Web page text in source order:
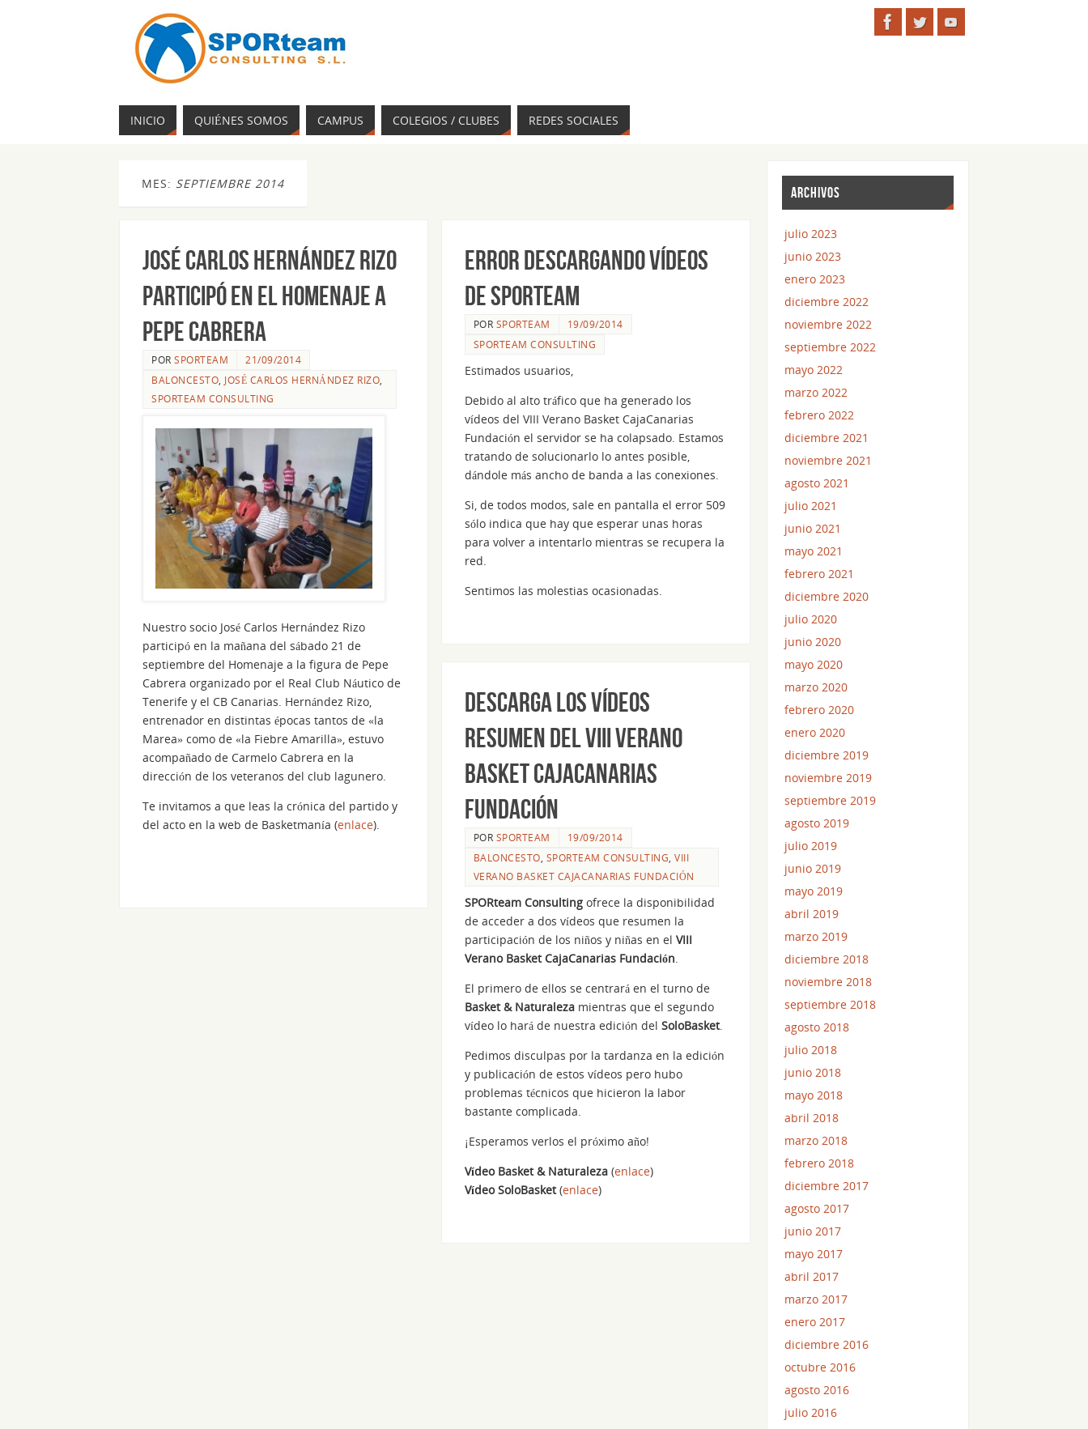
INICIO QUIÉNES SOMOS CAMPUS COLEGIOS / CLUBES REDES SOCIALES
MES: SEPTIEMBRE 2014
José Carlos Hernández Rizo
participó en el Homenaje a
Pepe Cabrera
POR SPORTEAM
21/09/2014
BALONCESTO JOSÉ CARLOS HERNÁNDEZ RIZO
SPORTEAM CONSULTING
Nuestro socio José Carlos Hernández Rizo
participó en la mañana del sábado 21 de
septiembre del Homenaje a la figura de Pepe
Cabrera organizado por el Real Club Náutico de
Tenerife y el CB Canarias. Hernández Rizo,
entrenador en distintas épocas tantos de «la
Marea» como de «la Fiebre Amarilla», estuvo
acompañado de Carmelo Cabrera en la
dirección de los veteranos del club lagunero.
Te invitamos a que leas la crónica del partido y
del acto en la web de Basketmanía (enlace).
Error descargando vídeos
de SPORteam
POR SPORTEAM
19/09/2014
SPORTEAM CONSULTING
Estimados usuarios,
Debido al alto tráfico que ha generado los
vídeos del VIII Verano Basket CajaCanarias
Fundación el servidor se ha colapsado. Estamos
tratando de solucionarlo lo antes posible,
dándole más ancho de banda a las conexiones.
Si, de todos modos, sale en pantalla el error 509
sólo indica que hay que esperar unas horas
para volver a intentarlo mientras se recupera la
red.
Sentimos las molestias ocasionadas.
Descarga los vídeos
resumen del VIII Verano
Basket CajaCanarias
Fundación
POR SPORTEAM
19/09/2014
BALONCESTO SPORTEAM CONSULTING ,VIII
VERANO BASKET CAJACANARIAS FUNDACIÓN
SPORteam Consultingofrece la disponibilidad
de acceder a dos vídeos que resumen la
participación de los niños y niñas en el VIII
Verano Basket CajaCanarias Fundación.
El primero de ellos se centrará en el turno de
Basket & Naturalezamientras que el segundo
vídeo lo hará de nuestra edición del SoloBasket.
Pedimos disculpas por la tardanza en la edición
y publicación de estos vídeos pero hubo
problemas técnicos que hicieron la labor
bastante complicada.
¡Esperamos verlos el próximo año!
Vídeo Basket & Naturaleza(enlace)
Vídeo SoloBasket(enlace)
ARCHIVOS
julio 2023
junio 2023
enero 2023
diciembre 2022
noviembre 2022
septiembre 2022
mayo 2022
marzo 2022
febrero 2022
diciembre 2021
noviembre 2021
agosto 2021
julio 2021
junio 2021
mayo 2021
febrero 2021
diciembre 2020
julio 2020
junio 2020
mayo 2020
marzo 2020
febrero 2020
enero 2020
diciembre 2019
noviembre 2019
septiembre 2019
agosto 2019
julio 2019
junio 2019
mayo 2019
abril 2019
marzo 2019
diciembre 2018
noviembre 2018
septiembre 2018
agosto 2018
julio 2018
junio 2018
mayo 2018
abril 2018
marzo 2018
febrero 2018
diciembre 2017
agosto 2017
junio 2017
mayo 2017
abril 2017
marzo 2017
enero 2017
diciembre 2016
octubre 2016
agosto 2016
julio 2016